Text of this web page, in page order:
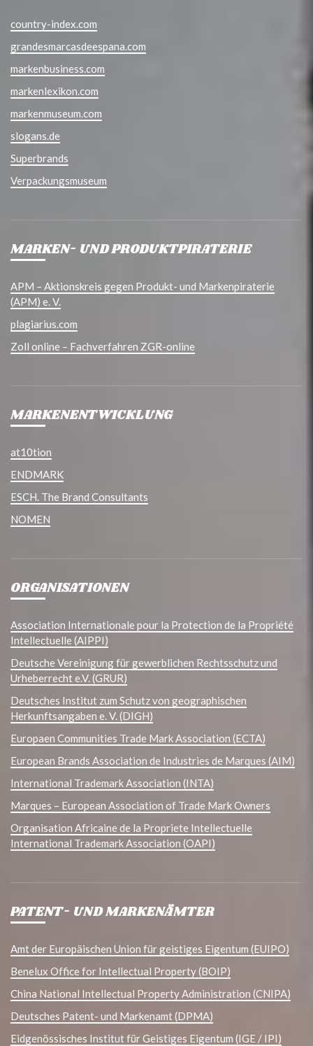
country-index.com
grandesmarcasdeespana.com
markenbusiness.com
markenlexikon.com
markenmuseum.com
slogans.de
Superbrands
Verpackungsmuseum
MARKEN- UND PRODUKTPIRATERIE
APM – Aktionskreis gegen Produkt- und Markenpiraterie
(APM) e. V.
plagiarius.com
Zoll online – Fachverfahren ZGR-online
MARKENENTWICKLUNG
at10tion
ENDMARK
ESCH. The Brand Consultants
NOMEN
ORGANISATIONEN
Association Internationale pour la Protection de la Propriété
Intellectuelle (AIPPI)
Deutsche Vereinigung für gewerblichen Rechtsschutz und
Urheberrecht e.V. (GRUR)
Deutsches Institut zum Schutz von geographischen
Herkunftsangaben e. V. (DIGH)
Europaen Communities Trade Mark Association (ECTA)
European Brands Association de Industries de Marques (AIM)
International Trademark Association (INTA)
Marques – European Association of Trade Mark Owners
Organisation Africaine de la Propriete Intellectuelle
International Trademark Association (OAPI)
PATENT- UND MARKENÄMTER
Amt der Europäischen Union für geistiges Eigentum (EUIPO)
Benelux Office for Intellectual Property (BOIP)
China National Intellectual Property Administration (CNIPA)
Deutsches Patent- und Markenamt (DPMA)
Eidgenössisches Institut für Geistiges Eigentum (IGE / IPI)